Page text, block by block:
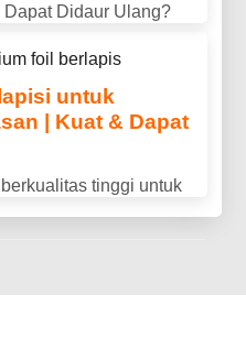
konduktif? Temukan
keuntungan
banyak digunakan
aplikasi industri.
Didaur Ulang?
foil dapat didaur
dengan
ulang membantu
menghemat sumber
untuk
| Kuat & Dapat
tinggi untuk